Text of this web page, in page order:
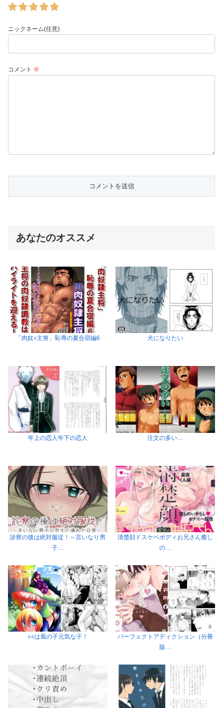
コメント ※
ニックネーム(任意)
あなたのオススメ
「肉奴○主将」恥辱の夏合宿編6 犬になりたい
年上の恋人年下の恋人 注文の多い…
診察の後は絶対服従！～言いなり男
子…
清楚顔ドスケベボディお兄さん癒し
の…
○○は風の子元気な子！
パーフェクトアディクション（分冊
版…